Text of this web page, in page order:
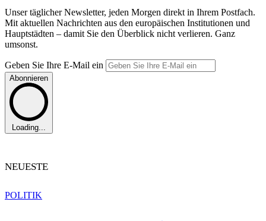
Unser täglicher Newsletter, jeden Morgen direkt in Ihrem Postfach.
Mit aktuellen Nachrichten aus den europäischen Institutionen und
Hauptstädten – damit Sie den Überblick nicht verlieren. Ganz
umsonst.
Geben Sie Ihre E-Mail ein
Abonnieren
Loading...
NEUESTE
POLITIK